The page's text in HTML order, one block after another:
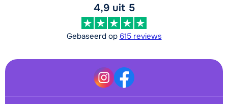
4,9 uit 5
Gebaseerd op 615 reviews